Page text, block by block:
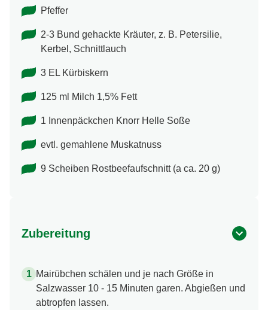
Pfeffer
2-3 Bund gehackte Kräuter, z. B. Petersilie,
Kerbel, Schnittlauch
3 EL Kürbiskern
125 ml Milch 1,5% Fett
1 Innenpäckchen Knorr Helle Soße
evtl. gemahlene Muskatnuss
9 Scheiben Rostbeefaufschnitt (a ca. 20 g)
Zubereitung
Mairübchen schälen und je nach Größe in
Salzwasser 10 - 15 Minuten garen. Abgießen und
abtropfen lassen.